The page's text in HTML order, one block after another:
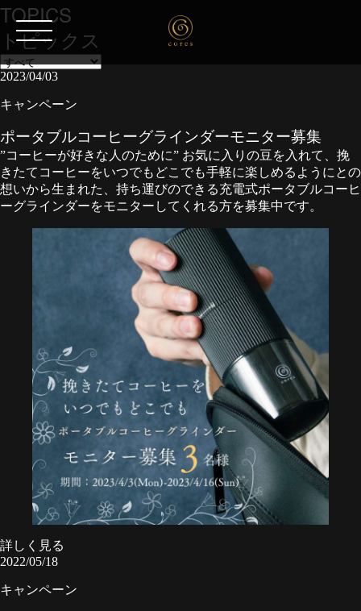
TOPICS
トピックス
2023/04/03
キャンペーン
ポータブルコーヒーグラインダーモニター募集
”コーヒーが好きな人のために” お気に入りの豆を入れて、挽
きたてコーヒーをいつでもどこでも手軽に楽しめるようにとの
想いから生まれた、持ち運びのできる充電式ポータブルコーヒ
ーグラインダーをモニターしてくれる方を募集中です。
詳しく見る
2022/05/18
キャンペーン